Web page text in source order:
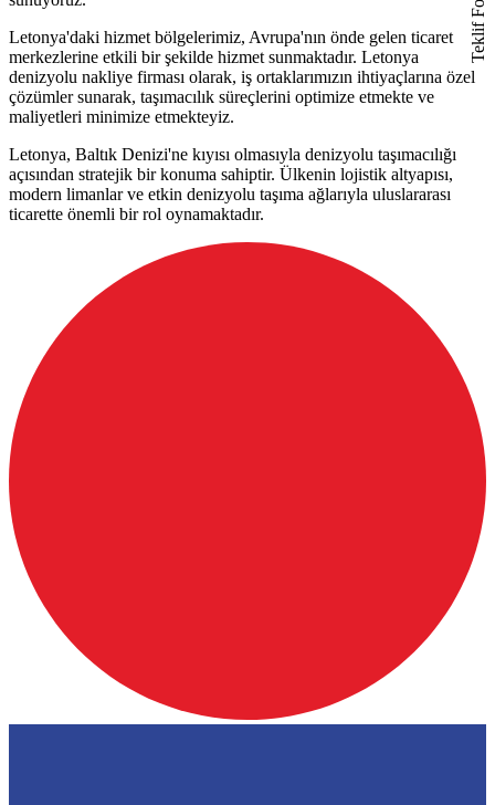
Letonya'daki hizmet bölgelerimiz, Avrupa'nın önde gelen ticaret
merkezlerine etkili bir şekilde hizmet sunmaktadır. Letonya
denizyolu nakliye firması olarak, iş ortaklarımızın ihtiyaçlarına özel
çözümler sunarak, taşımacılık süreçlerini optimize etmekte ve
maliyetleri minimize etmekteyiz.
Letonya, Baltık Denizi'ne kıyısı olmasıyla denizyolu taşımacılığı
açısından stratejik bir konuma sahiptir. Ülkenin lojistik altyapısı,
modern limanlar ve etkin denizyolu taşıma ağlarıyla uluslararası
ticarette önemli bir rol oynamaktadır.